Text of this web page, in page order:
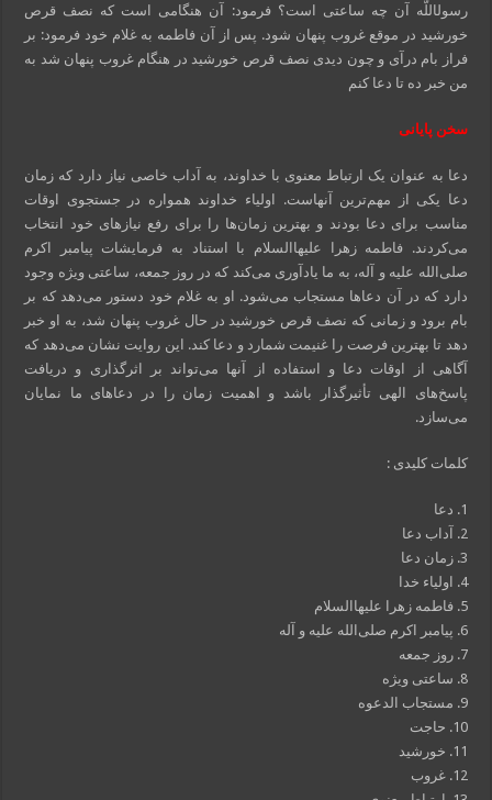
رسول‏اللَّه آن چه ساعتی است؟ فرمود: آن هنگامی است که نصف قرص
خورشید در موقع غروب پنهان شود. پس از آن فاطمه به غلام خود فرمود: بر
فراز بام درآی و چون دیدی نصف قرص خورشید در هنگام غروب پنهان شد به
من خبر ده تا دعا کنم
سخن پایانی
دعا به عنوان یک ارتباط معنوی با خداوند، به آداب خاصی نیاز دارد که زمان
دعا یکی از مهم‌ترین آنهاست. اولیاء خداوند همواره در جستجوی اوقات
مناسب برای دعا بودند و بهترین زمان‌ها را برای رفع نیازهای خود انتخاب
می‌کردند. فاطمه زهرا علیهاالسلام با استناد به فرمایشات پیامبر اکرم
صلی‌الله علیه و آله، به ما یادآوری می‌کند که در روز جمعه، ساعتی ویژه وجود
دارد که در آن دعاها مستجاب می‌شود. او به غلام خود دستور می‌دهد که بر
بام برود و زمانی که نصف قرص خورشید در حال غروب پنهان شد، به او خبر
دهد تا بهترین فرصت را غنیمت شمارد و دعا کند. این روایت نشان می‌دهد که
آگاهی از اوقات دعا و استفاده از آنها می‌تواند بر اثرگذاری و دریافت
پاسخ‌های الهی تأثیرگذار باشد و اهمیت زمان را در دعاهای ما نمایان
می‌سازد.
کلمات کلیدی :
1. دعا
2. آداب دعا
3. زمان دعا
4. اولیاء خدا
5. فاطمه زهرا علیهاالسلام
6. پیامبر اکرم صلی‌الله علیه و آله
7. روز جمعه
8. ساعتی ویژه
9. مستجاب الدعوه
10. حاجت
11. خورشید
12. غروب